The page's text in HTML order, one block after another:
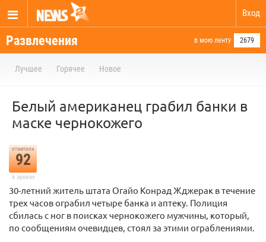
Вход
Развлечения в мою ленту 2679
Лучшее Горячее Новое
Белый американец грабил банки в
маске чернокожего
отметили
92
в архиве
30-летний житель штата Огайо Конрад Жджерак в течение
трех часов ограбил четыре банка и аптеку. Полиция
сбилась с ног в поисках чернокожего мужчины, который,
по сообщениям очевидцев, стоял за этими ограблениями.